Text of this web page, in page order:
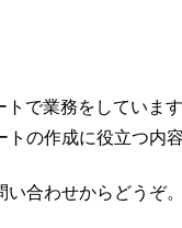
で業務をしていま
の作成に役立つ内
合わせからどうぞ。